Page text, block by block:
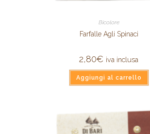
Bicolore
Farfalle Agli Spinaci
2,80€ iva inclusa
Aggiungi al carrello